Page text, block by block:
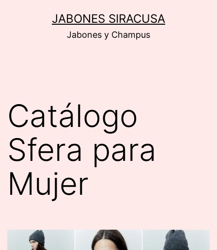
JABONES SIRACUSA
Jabones y Champus
Catálogo
Sfera para
Mujer